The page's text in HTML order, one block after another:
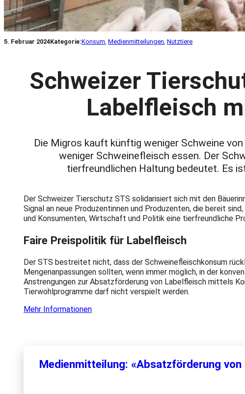
5. Februar 2024Kategorie:Konsum Medienmitteilungen Nutztiere
Schweizer
Labelfleisch
Die Migros kauft künftig weniger Schweine
weniger Schweinefleisch essen. Der
tierfreundlichen Haltung bedeutet. Es
Der Schweizer Tierschutz STS solidarisiert sich mit den
Signal an neue Produzentinnen und Produzenten, die bereit
und Konsumenten, Wirtschaft und Politik eine tierfreundliche
Faire Preispolitik für Labelfleisch
Der STS bestreitet nicht, dass der Schweinefleischkonsum
Mengenanpassungen sollten, wenn immer möglich, in der
Anstrengungen zur Absatzförderung von Labelfleisch mittels
Tierwohlprogramme darf nicht verspielt werden.
Mehr Informationen
Medienmitteilung: «Absatzförderung